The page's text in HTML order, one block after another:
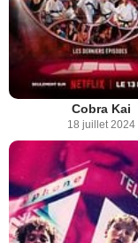
Cobra Kai
18 juillet 2024